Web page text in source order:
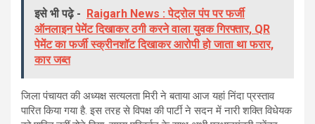
इसे भी पढ़े -
Raigarh News : पेट्रोल पंप पर फर्जी
ऑनलाइन पेमेंट दिखाकर ठगी करने वाला युवक गिरफ्तार, QR
पेमेंट का फर्जी स्क्रीनशॉट दिखाकर आरोपी हो जाता था फरार,
कार जब्त
जिला पंचायत की अध्यक्ष सत्यलता मिरी ने बताया आज यहां निंदा प्रस्ताव
पारित किया गया है. इस तरह से विपक्ष की पार्टी ने सदन में नारी शक्ति विधेयक